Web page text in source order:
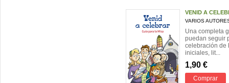
VENID A
VARIOS
Una completa
puedan seguir
celebración de
iniciales, lit...
1,90 €
Comprar